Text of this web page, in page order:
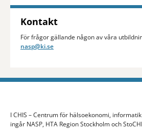
Kontakt
För frågor gällande någon av våra
nasp@ki.se
I CHIS – Centrum för hälsoekonomi,
ingår NASP, HTA Region Stockholm och